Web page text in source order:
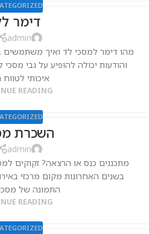
דימר
admin
מהו דימר למסכי לד ואיך משתמשים
והודעות יכולה להופיע על גבי
איכותי לטווח
READING
השכרת
admin
מתכננים כנס או הרצאה? זקוקים
בשנים האחרונות מקום מרכזי
התמונה של
READING